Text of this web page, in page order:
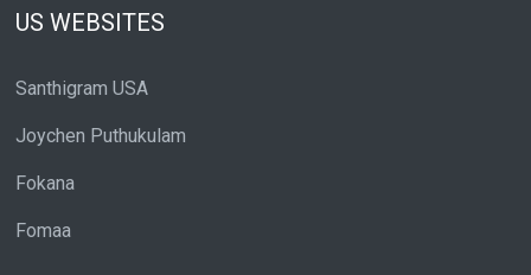
US WEBSITES
Santhigram USA
Joychen Puthukulam
Fokana
Fomaa